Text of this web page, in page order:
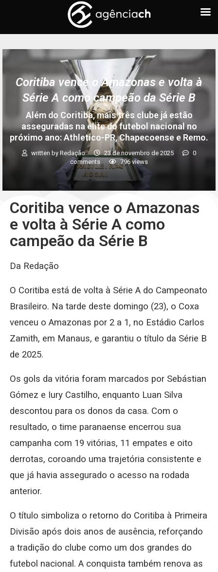
Coritiba vence o Amazonas e volta à
Série A como campeão da Série B
Além do Coritiba, mais três clube já estão
asseguradas na elite do futebol nacional no
próximo ano: Athletico-PR, Chapecoense e Remo.
written by Redação 23 de novembro de 2025
0
comments
796views
Coritiba vence o Amazonas
e volta à Série A como
campeão da Série B
Da Redação
O Coritiba está de volta à Série A do Campeonato
Brasileiro. Na tarde deste domingo (23), o Coxa
venceu o Amazonas por 2 a 1, no Estádio Carlos
Zamith, em Manaus, e garantiu o título da Série B
de 2025.
Os gols da vitória foram marcados por Sebástian
Gómez e Iury Castilho, enquanto Luan Silva
descontou para os donos da casa. Com o
resultado, o time paranaense encerrou sua
campanha com 19 vitórias, 11 empates e oito
derrotas, coroando uma trajetória consistente e
que já havia assegurado o acesso na rodada
anterior.
O título simboliza o retorno do Coritiba à Primeira
Divisão após dois anos de ausência, reforçando
a tradição do clube como um dos grandes do
futebol nacional. A conquista também renova as